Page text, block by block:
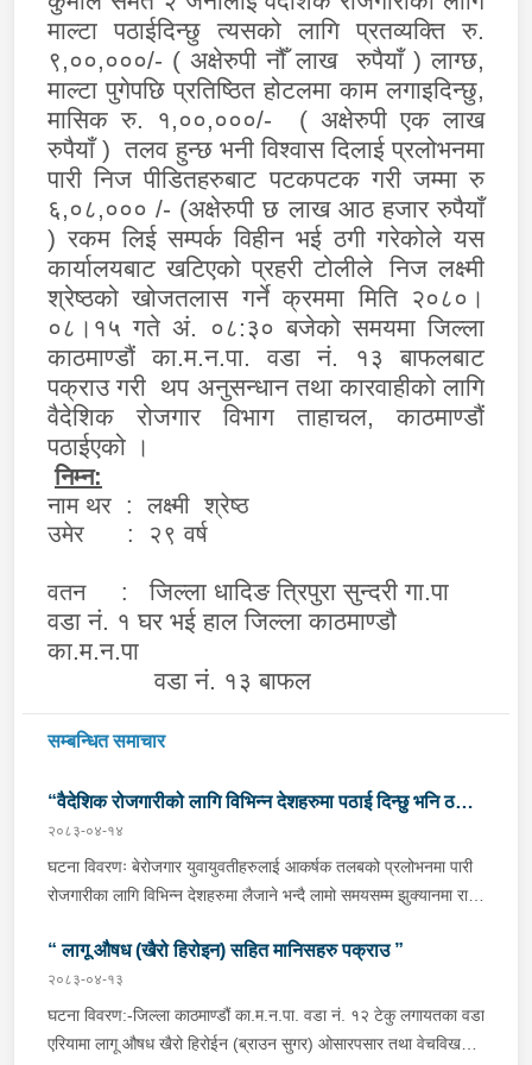
माल्टा पठाईदिन्छु त्यसको लागि प्रतव्यक्ति रु.
९,००,०००/- ( अक्षेरुपी नौँ लाख रुपैयाँ ) लाग्छ,
माल्टा पुगेपछि प्रतिष्ठित होटलमा काम लगाइदिन्छु,
मासिक रु. १,००,०००/- ( अक्षेरुपी एक लाख
रुपैयाँ ) तलव हुन्छ भनी विश्वास दिलाई प्रलोभनमा
पारी निज पीडितहरुबाट पटकपटक गरी जम्मा रु
६,०८,००० /- (अक्षेरुपी छ लाख आठ हजार रुपैयाँ
) रकम लिई सम्पर्क विहीन भई ठगी गरेकोले यस
कार्यालयबाट खटिएको प्रहरी टोलीले निज लक्ष्मी
श्रेष्ठको खोजतलास गर्ने क्रममा मिति २०८०।
०८।१५ गते अं. ०८:३० बजेको समयमा जिल्ला
काठमाण्डौं का.म.न.पा. वडा नं. १३ बाफलबाट
पक्राउ गरी थप अनुसन्धान तथा कारवाहीको लागि
वैदेशिक रोजगार विभाग ताहाचल, काठमाण्डौं
पठाईएको ।
निम्न:
नाम थर : लक्ष्मी श्रेष्ठ
उमेर : २९ वर्ष
वतन :
जिल्ला धादिङ त्रिपुरा सुन्दरी गा.पा
वडा नं. १ घर भई हाल जिल्ला काठमाण्डौ
का.म.न.पा
वडा नं. १३ बाफल
सम्बन्धित समाचार
“वैदेशिक रोजगारीको लागि विभिन्न देशहरुमा पठाई दिन्छु भनि ठगी
गर्ने व्यक्तिहरु पक्राउ"
२०८३-०४-१४
घटना विवरणः बेरोजगार युवायुवतीहरुलाई आकर्षक तलबको प्रलोभनमा पारी
रोजगारीका लागि विभिन्न देशहरुमा लैजाने भन्दै लामो समयसम्म झुक्यानमा राखि
अनुसन्धान हुँदा विदेश पठाउने भनि ठगी गर्ने निम्न प्रतिवादीहरुलाई काठमाडौं
उपत्यकाका विभिन्न स्थानहरुबाट पक्राउ गरी थप अनुसन्धान तथा आवश्यक
कारवाहीको लागि वैदेशिक रोजगार विभाग ताहाचल, काठमाडौं पठाईएको ।
पक्राउ व्यक्तिहरुको विवरणः-१. नाम थर :- पवन कुमार के.सी.
“ लागू औषध (खैरो हिरोइन) सहित मानिसहरु पक्राउ ”
२०८३-०४-१३
घटना विवरण:-जिल्ला काठमाण्डौं का.म.न.पा. वडा नं. १२ टेकु लगायतका वडा
एरियामा लागू औषध खैरो हिरोईन (ब्राउन सुगर) ओसारपसार तथा वेचविखन